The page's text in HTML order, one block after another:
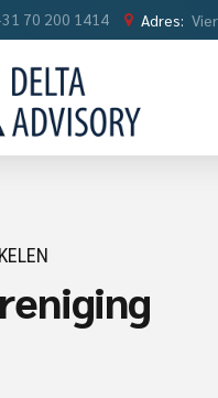
70 200 1414 Adres: